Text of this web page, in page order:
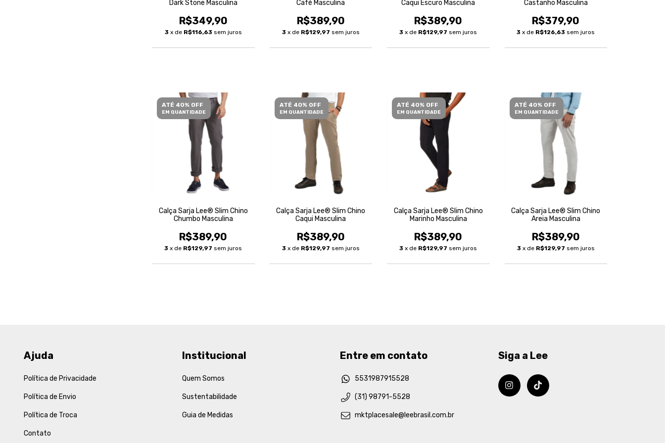
Dark Stone Masculina
R$349,90
3 x de R$116,63 sem juros
Café Masculina
R$389,90
3 x de R$129,97 sem juros
Caqui Escuro Masculina
R$389,90
3 x de R$129,97 sem juros
Castanho Masculina
R$379,90
3 x de R$126,63 sem juros
ATÉ 40% OFF
EM QUANTIDADE
Calça Sarja Lee® Slim Chino
Chumbo Masculina
R$389,90
3 x de R$129,97 sem juros
ATÉ 40% OFF
EM QUANTIDADE
Calça Sarja Lee® Slim Chino
Caqui Masculina
R$389,90
3 x de R$129,97 sem juros
ATÉ 40% OFF
EM QUANTIDADE
Calça Sarja Lee® Slim Chino
Marinho Masculina
R$389,90
3 x de R$129,97 sem juros
ATÉ 40% OFF
EM QUANTIDADE
Calça Sarja Lee® Slim Chino
Areia Masculina
R$389,90
3 x de R$129,97 sem juros
Ajuda
Política de Privacidade
Política de Envio
Política de Troca
Contato
Institucional
Quem Somos
Sustentabilidade
Guia de Medidas
Entre em contato
5531987915528
(31) 98791-5528
mktplacesale@leebrasil.com.br
Siga a Lee